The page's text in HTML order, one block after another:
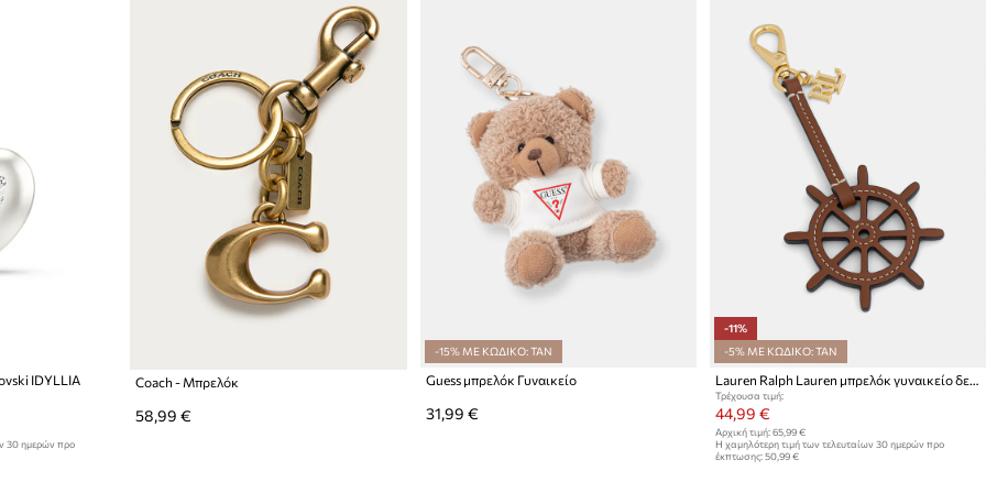
IDYLLIA
30 ημερών προ
Coach - Μπρελόκ
58,99 €
-15% ΜΕ ΚΩΔΙΚΟ: TAN
Guess μπρελόκ Γυναικείο
31,99 €
-11%
-5% ΜΕ ΚΩΔΙΚΟ: TAN
Lauren Ralph Lauren μπρελόκ γυναικείο δερμάτινο
Τρέχουσα τιμή:
44,99 €
Αρχική τιμή: 65,99 €
Η χαμηλότερη τιμή των τελευταίων 30 ημερών προ
έκπτωσης: 50,99 €